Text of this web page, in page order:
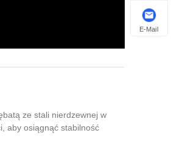
ze stali nierdzewnej w
aby osiągnąć stabilność
E-Mail